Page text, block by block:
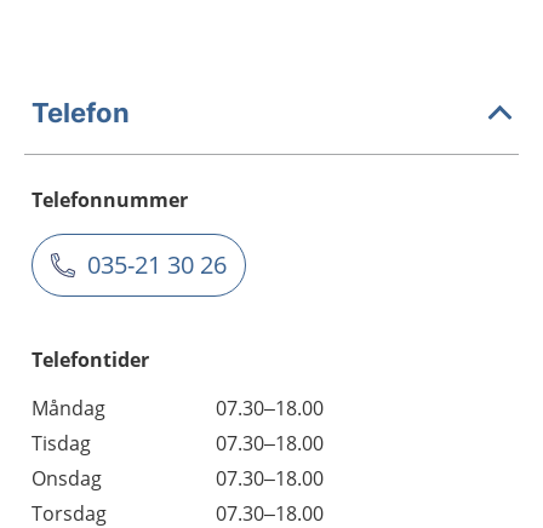
Telefon
Telefonnummer
035-21 30 26
Telefontider
Måndag
07.30–18.00
Tisdag
07.30–18.00
Onsdag
07.30–18.00
Torsdag
07.30–18.00